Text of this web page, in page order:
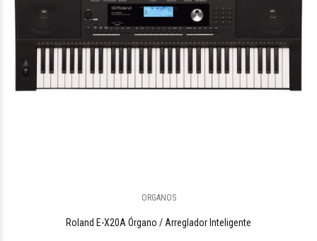
ORGANOS
Roland E-X20A Órgano / Arreglador Inteligente